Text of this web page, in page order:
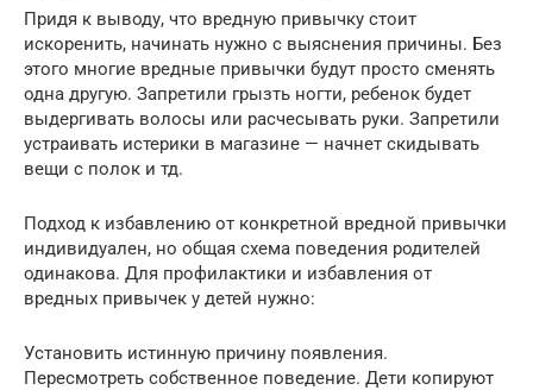
Придя к выводу, что вредную привычку стоит
искоренить, начинать нужно с выяснения причины. Без
этого многие вредные привычки будут просто сменять
одна другую. Запретили грызть ногти, ребенок будет
выдергивать волосы или расчесывать руки. Запретили
устраивать истерики в магазине — начнет скидывать
вещи с полок и тд.
Подход к избавлению от конкретной вредной привычки
индивидуален, но общая схема поведения родителей
одинакова. Для профилактики и избавления от
вредных привычек у детей нужно:
Установить истинную причину появления.
Пересмотреть собственное поведение. Дети копируют